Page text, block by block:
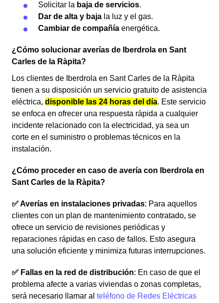
Solicitar la baja de servicios.
Dar de alta y baja la luz y el gas.
Cambiar de compañía energética.
¿Cómo solucionar averías de Iberdrola en Sant
Carles de la Ràpita?
Los clientes de Iberdrola en Sant Carles de la Ràpita
tienen a su disposición un servicio gratuito de asistencia
eléctrica, disponible las 24 horas del día. Este servicio
se enfoca en ofrecer una respuesta rápida a cualquier
incidente relacionado con la electricidad, ya sea un
corte en el suministro o problemas técnicos en la
instalación.
¿Cómo proceder en caso de avería con Iberdrola en
Sant Carles de la Ràpita?
✅ Averías en instalaciones privadas: Para aquellos
clientes con un plan de mantenimiento contratado, se
ofrece un servicio de revisiones periódicas y
reparaciones rápidas en caso de fallos. Esto asegura
una solución eficiente y minimiza futuras interrupciones.
✅ Fallas en la red de distribución: En caso de que el
problema afecte a varias viviendas o zonas completas,
será necesario llamar al teléfono de Redes Eléctricas